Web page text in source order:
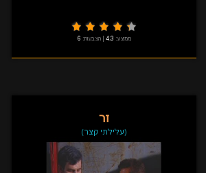
ממוצע: 4.3
|הצבעות: 6
זר
(עלילתי קצר)